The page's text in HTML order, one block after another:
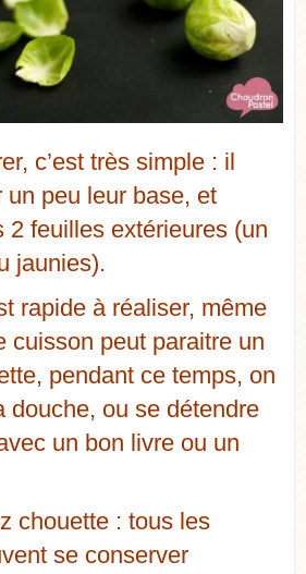
c’est très simple : il
un peu leur base, et
2 feuilles extérieures (un
jaunies).
rapide à réaliser, même
cuisson peut paraitre un
pendant ce temps, on
douche, ou se détendre
un bon livre ou un
chouette : tous les
se conserver